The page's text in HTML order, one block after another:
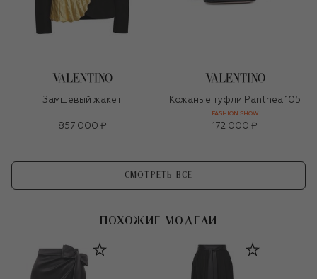
Замшевый жакет
857 000 ₽
Кожаные туфли Panthea 105
FASHION SHOW
172 000 ₽
СМОТРЕТЬ ВСЕ
ПОХОЖИЕ МОДЕЛИ